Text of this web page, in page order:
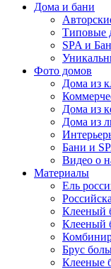
Дома и бани
Типовые
SPA и
Фото домов
Дома из
Дома из
Дома из
Бани и
Видео о
Материалы
Ель
Клееный
Клееный
Брус
Клееные